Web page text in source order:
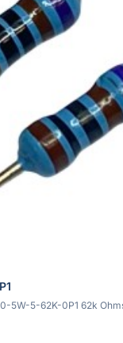
5W-5-62K-0P1 62k